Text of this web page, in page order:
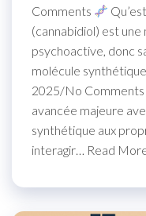
Comments
(cannabidiol) est une
psychoactive, donc
molécule
2025/No Comments
avancée majeure
synthétique aux
interagir… Read